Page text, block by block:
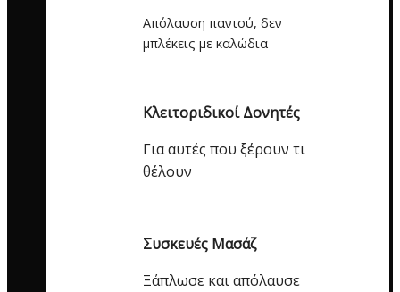
Απόλαυση παντού, δεν
μπλέκεις με καλώδια
Κλειτοριδικοί Δονητές
Για αυτές που ξέρουν τι
θέλουν
Συσκευές Μασάζ
Ξάπλωσε και απόλαυσε